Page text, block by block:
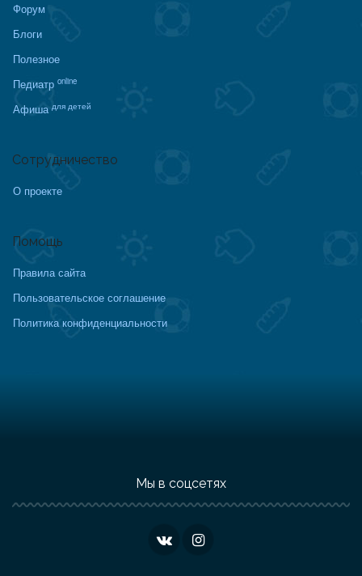
Форум
Блоги
Полезное
Педиатр online
Афиша для детей
Сотрудничество
О проекте
Помощь
Правила сайта
Пользовательское соглашение
Политика конфиденциальности
Мы в соцсетях